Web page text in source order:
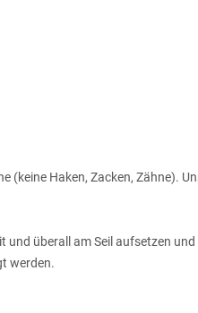
Haken, Zacken, Zähne).
überall am Seil aufsetzen
werden.